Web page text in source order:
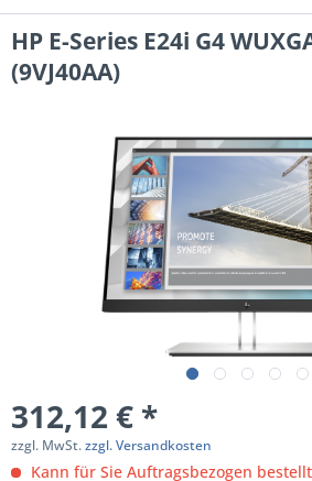
HP E-Series E24i G4
(9VJ40AA)
312,12 € *
zzgl. MwSt.zzgl. Versandkosten
Kann für Sie Auftragsbezogen